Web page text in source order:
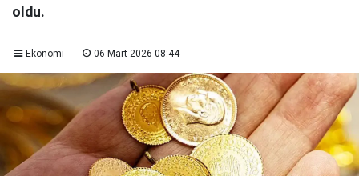
oldu.
Ekonomi 06 Mart 2026 08:44